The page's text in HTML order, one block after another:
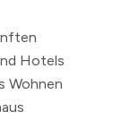
Hotels
Wohnen